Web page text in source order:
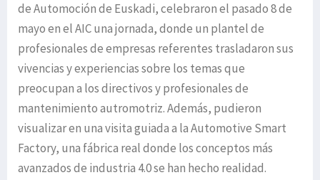
de Automoción de Euskadi, celebraron el pasado 8 de
mayo en el AIC una jornada, donde un plantel de
profesionales de empresas referentes trasladaron sus
vivencias y experiencias sobre los temas que
preocupan a los directivos y profesionales de
mantenimiento autromotriz. Además, pudieron
visualizar en una visita guiada a la Automotive Smart
Factory, una fábrica real donde los conceptos más
avanzados de industria 4.0 se han hecho realidad.